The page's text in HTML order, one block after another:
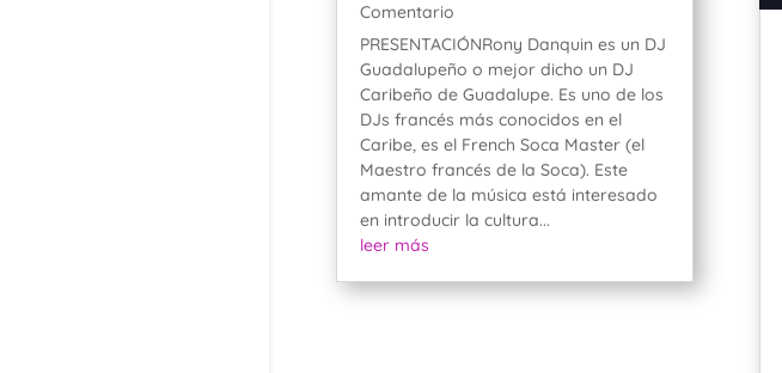
Comentario
PRESENTACIÓNRony Danquin es un DJ
Guadalupeño o mejor dicho un DJ
Caribeño de Guadalupe. Es uno de los
DJs francés más conocidos en el
Caribe, es el French Soca Master (el
Maestro francés de la Soca). Este
amante de la música está interesado
en introducir la cultura...
leer más